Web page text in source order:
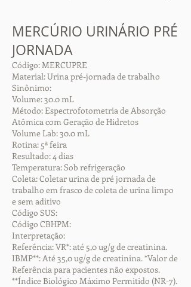
MERCÚRIO URINÁRIO PRÉ
JORNADA
Código: MERCUPRE
Material: Urina pré-jornada de trabalho
Sinônimo:
Volume: 30.0 mL
Método: Espectrofotometria de Absorção
Atômica com Geração de Hidretos
Volume Lab: 30.0 mL
Rotina: 5ª feira
Resultado: 4 dias
Temperatura: Sob refrigeração
Coleta: Coletar urina de pré jornada de
trabalho em frasco de coleta de urina limpo
e sem aditivo
Código SUS:
Código CBHPM:
Interpretação:
Referência: VR*: até 5,0 ug/g de creatinina.
IBMP**: Até 35,0 ug/g de creatinina. *Valor de
Referência para pacientes não expostos.
**Índice Biológico Máximo Permitido (NR-7).